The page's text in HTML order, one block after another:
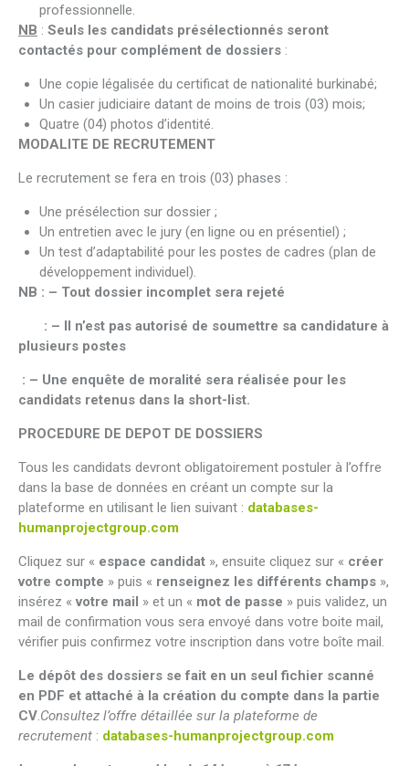
professionnelle.
NB : Seuls les candidats présélectionnés seront
contactés pour complément de dossiers :
Une copie légalisée du certificat de nationalité burkinabé;
Un casier judiciaire datant de moins de trois (03) mois;
Quatre (04) photos d’identité.
MODALITE DE RECRUTEMENT
Le recrutement se fera en trois (03) phases :
Une présélection sur dossier ;
Un entretien avec le jury (en ligne ou en présentiel) ;
Un test d’adaptabilité pour les postes de cadres (plan de
développement individuel).
NB : – Tout dossier incomplet sera rejeté
: – Il n’est pas autorisé de soumettre sa candidature à
plusieurs postes
: – Une enquête de moralité sera réalisée pour les
candidats retenus dans la short-list.
PROCEDURE DE DEPOT DE DOSSIERS
Tous les candidats devront obligatoirement postuler à l’offre
dans la base de données en créant un compte sur la
plateforme en utilisant le lien suivant : databases-
humanprojectgroup.com
Cliquez sur « espace candidat », ensuite cliquez sur « créer
votre compte » puis « renseignez les différents champs »,
insérez « votre mail » et un « mot de passe » puis validez, un
mail de confirmation vous sera envoyé dans votre boite mail,
vérifier puis confirmez votre inscription dans votre boîte mail.
Le dépôt des dossiers se fait en un seul fichier scanné
en PDF et attaché à la création du compte dans la partie
CV.Consultez l’offre détaillée sur la plateforme de
recrutement : databases-humanprojectgroup.com